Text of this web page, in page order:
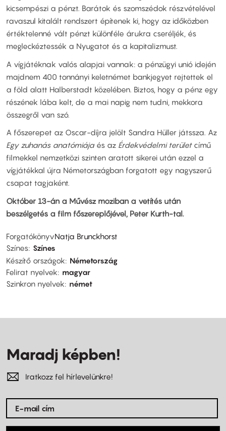
kicsempészi a pénzt. Barátok és szomszédok részvételével
ravaszul kitalált rendszert építenek ki, hogy az időközben
értéktelenné vált pénzt különféle árukra cseréljék, és
megleckéztessék a Nyugatot és a kapitalizmust.
A vígjátéknak valós alapjai vannak: a pénzügyi unió idején
majdnem 400 tonnányi keletnémet bankjegyet rejtettek el
a föld alatt Halberstadt közelében. Biztos, hogy a pénz egy
részének lába kelt, de a mai napig nem tudni, mekkora
összegről van szó.
A főszerepet az Oscar-díjra jelölt Sandra Hüller játssza. Az
Egy zuhanás anatómiájaés az Érdekvédelmi terület című
filmekkel nemzetközi szinten aratott sikerei után ezzel a
vígjátékkal újra Németországban forgatott egy nagyszerű
csapat tagjaként.
Október 13-án a Művész moziban a vetítés után
beszélgetés a film főszereplőjével, Peter Kurth-tal.
ForgatókönyvNatja Brunckhorst
Színes Színes
Készítő országok
Németország
Felirat nyelvek
magyar
Szinkron nyelvek
német
Maradj képben!
Iratkozz fel hírlevelünkre!